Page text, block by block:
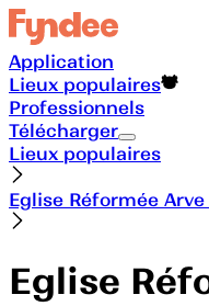
Application
Lieux populaires
Professionnels
Télécharger
Lieux populaires
Eglise Réformée
Eglise